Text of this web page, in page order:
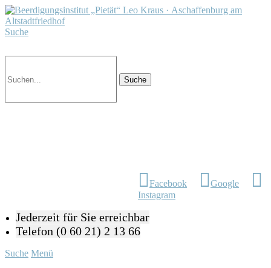
Suche
Facebook
Google
Instagram
Jederzeit für Sie erreichbar
Telefon (0 60 21) 2 13 66
Suche Menü